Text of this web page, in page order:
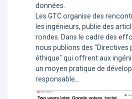
données.
Les GTC organise des
les ingénieurs, publie des
rondes. Dans le cadre des
nous publions des "Directives
éthique" qui offrent aux
un moyen pratique de
responsable…